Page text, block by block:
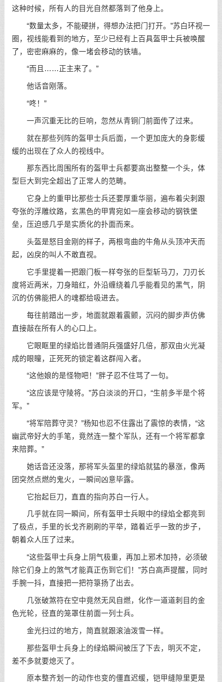
这种时候，所有人的目光自然都落到了他身上。
“数量太多，不能硬拼，得想办法把门打开。”苏白环视一
圈，视线能看到的地方，至少已经有上百具盔甲士兵被唤醒
了，密密麻麻的，像一堵会移动的铁墙。
“而且……正主来了。”
他话音刚落。
“咚！”
一声沉重无比的巨响，忽然从青铜门前面传了过来。
就在那些列阵的盔甲士兵后面，一个更加庞大的身影缓
缓的出现在了众人的视线中。
那东西比周围所有的盔甲士兵都要高出整整一个头，体
型巨大到完全超出了正常人的范畴。
它身上的重甲比那些士兵还要厚重华丽，遍布着尖刺跟
夸张的浮雕纹路，玄黑色的甲胄宛如一座会移动的钢铁堡
垒，压迫感几乎是实质化的扑面而来。
头盔是怒目金刚的样子，两根弯曲的牛角从头顶冲天而
起，凶戾的叫人不敢直视。
它手里提着一把跟门板一样夸张的巨型斩马刀，刀刃长
度将近两米，刀身暗红，外沿缠绕着几乎能看见的黑气，阴
沉的仿佛能把人的魂都给吸进去。
每往前踏出一步，地面就跟着震颤，沉闷的脚步声仿佛
直接敲在所有人的心口上。
它眼眶里的绿焰比普通阴兵强盛好几倍，那双由火光凝
成的眼瞳，正死死的锁定着这群闯入者。
“这他娘的是怪物吧！”胖子忍不住骂了一句。
“这应该是守陵将。”苏白淡淡的开口，“生前多半是个将
军。”
“将军陪葬守灵？”杨知也忍不住露出了震惊的表情，“这
幽武帝好大的手笔，竟然连一整个军队，还有一个将军都拿
来陪葬。”
她话音还没落，那将军头盔里的绿焰就猛的暴涨，像两
团突然点燃的鬼火，一瞬间凶意毕露。
它抬起巨刀，直直的指向苏白一行人。
几乎就在同一瞬间，所有盔甲士兵眼中的绿焰全都亮到
了极点，手里的长戈齐刷刷的平举，踏着近乎一致的步子，
朝着众人压了过来。
“这些盔甲士兵身上阴气极重，再加上邪术加持，必须破
除它们身上的煞气才能真正伤到它们！”苏白高声提醒，同时
手腕一抖，直接把一把符箓扬了出去。
几张破煞符在空中竟然无风自燃，化作一道道刺目的金
色光轮，径直的笼罩住前面一列士兵。
金光扫过的地方，简直就跟滚油泼雪一样。
那些盔甲士兵身上的绿焰瞬间被压了下去，明灭不定，
差不多就要熄灭了。
原本整齐划一的动作也变的僵直迟缓，铠甲缝隙里更是